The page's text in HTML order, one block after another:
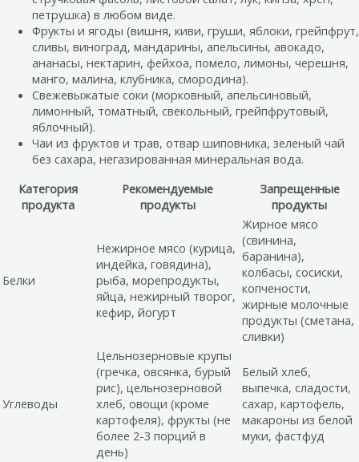
петрушка) в любом виде.
Фрукты и ягоды (вишня, киви, груши, яблоки, грейпфрут,
сливы, виноград, мандарины, апельсины, авокадо,
ананасы, нектарин, фейхоа, помело, лимоны, черешня,
манго, малина, клубника, смородина).
Свежевыжатые соки (морковный, апельсиновый,
лимонный, томатный, свекольный, грейпфрутовый,
яблочный).
Чаи из фруктов и трав, отвар шиповника, зеленый чай
без сахара, негазированная минеральная вода.
Категория
продукта
Рекомендуемые
продукты
Запрещенные
продукты
Белки
Нежирное мясо (курица,
индейка, говядина),
рыба, морепродукты,
яйца, нежирный творог,
кефир, йогурт
Жирное мясо
(свинина,
баранина),
колбасы, сосиски,
копчености,
жирные молочные
продукты (сметана,
сливки)
Углеводы
Цельнозерновые крупы
(гречка, овсянка, бурый
рис), цельнозерновой
хлеб, овощи (кроме
картофеля), фрукты (не
более 2-3 порций в
день)
Белый хлеб,
выпечка, сладости,
сахар, картофель,
макароны из белой
муки, фастфуд